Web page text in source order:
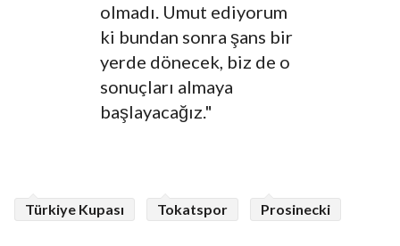
olmadı. Umut ediyorum
ki bundan sonra şans bir
yerde dönecek, biz de o
sonuçları almaya
başlayacağız."
Türkiye Kupası Tokatspor Prosinecki